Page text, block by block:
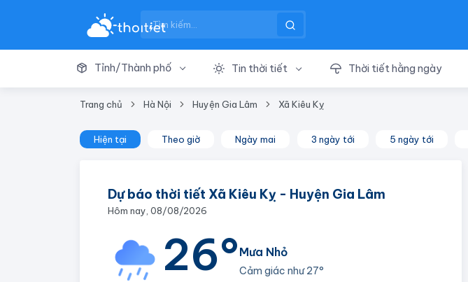
Tỉnh/Thành phố Tin thời tiết Thời tiết hằng ngày
Trang chủ Hà Nội Huyện Gia Lâm Xã Kiêu Kỵ
Hiện tại Theo giờ Ngày mai 3 ngày tới 5 ngày tới
Dự báo thời tiết Xã Kiêu Kỵ - Huyện Gia Lâm
Hôm nay, 08/08/2026
26° Mưa Nhỏ
Cảm giác như27°